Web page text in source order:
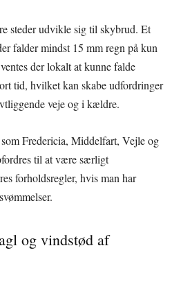
steder udvikle sig til skybrud. Et
falder mindst 15 mm regn på kun
der lokalt at kunne falde
tid, hvilket kan skabe udfordringer
veje og i kældre.
Fredericia, Middelfart, Vejle og
til at være særligt
forholdsregler, hvis man har
og vindstød af